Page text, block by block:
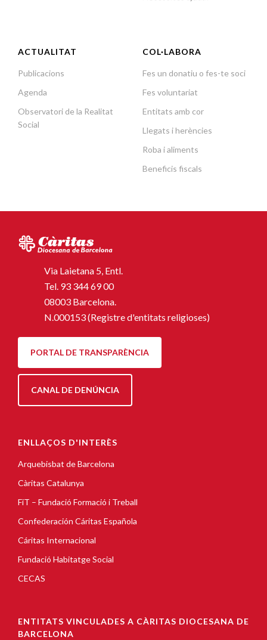
ACTUALITAT
Publicacions
Agenda
Observatori de la Realitat
Social
COL·LABORA
Fes un donatiu o fes-te soci
Fes voluntariat
Entitats amb cor
Llegats i herències
Roba i aliments
Beneficis fiscals
Via Laietana 5, Entl.
Tel. 93 344 69 00
08003 Barcelona.
N.000153 (Registre d'entitats religioses)
PORTAL DE TRANSPARÈNCIA
CANAL DE DENÚNCIA
ENLLAÇOS D'INTERÈS
Arquebisbat de Barcelona
Càritas Catalunya
FiT – Fundació Formació i Treball
Confederación Cáritas Española
Cáritas Internacional
Fundació Habitatge Social
CECAS
ENTITATS VINCULADES A CÀRITAS DIOCESANA DE
BARCELONA